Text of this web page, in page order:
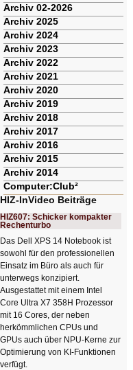
Archiv 02-2026
Archiv 2025
Archiv 2024
Archiv 2023
Archiv 2022
Archiv 2021
Archiv 2020
Archiv 2019
Archiv 2018
Archiv 2017
Archiv 2016
Archiv 2015
Archiv 2014
Computer:Club²
HIZ-InVideo Beiträge
HIZ607: Schicker kompakter
Rechenturbo
Das Dell XPS 14 Notebook ist
sowohl für den professionellen
Einsatz im Büro als auch für
unterwegs konzipiert.
Ausgestattet mit einem Intel
Core Ultra X7 358H Prozessor
mit 16 Cores, der neben
herkömmlichen CPUs und
GPUs auch über NPU-Kerne zur
Optimierung von KI-Funktionen
verfügt.